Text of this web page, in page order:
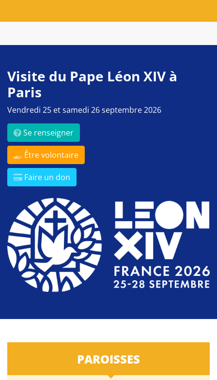
Visite du Pape Léon XIV à
Paris
Vendredi 25 et samedi 26 septembre 2026
Se renseigner
Être volontaire
Faire un don
PAROISSES